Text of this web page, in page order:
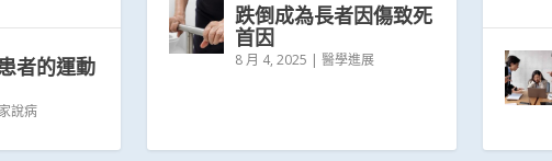
者的運動
說病
跌倒成為長者因傷致死
首因
8 月 4, 2025 | 醫學進展